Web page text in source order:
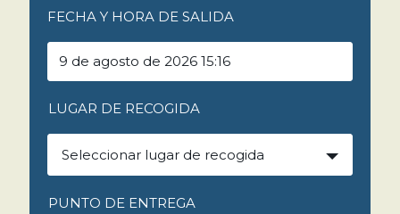
FECHA Y HORA DE SALIDA
LUGAR DE RECOGIDA
Seleccionar lugar de recogida
PUNTO DE ENTREGA